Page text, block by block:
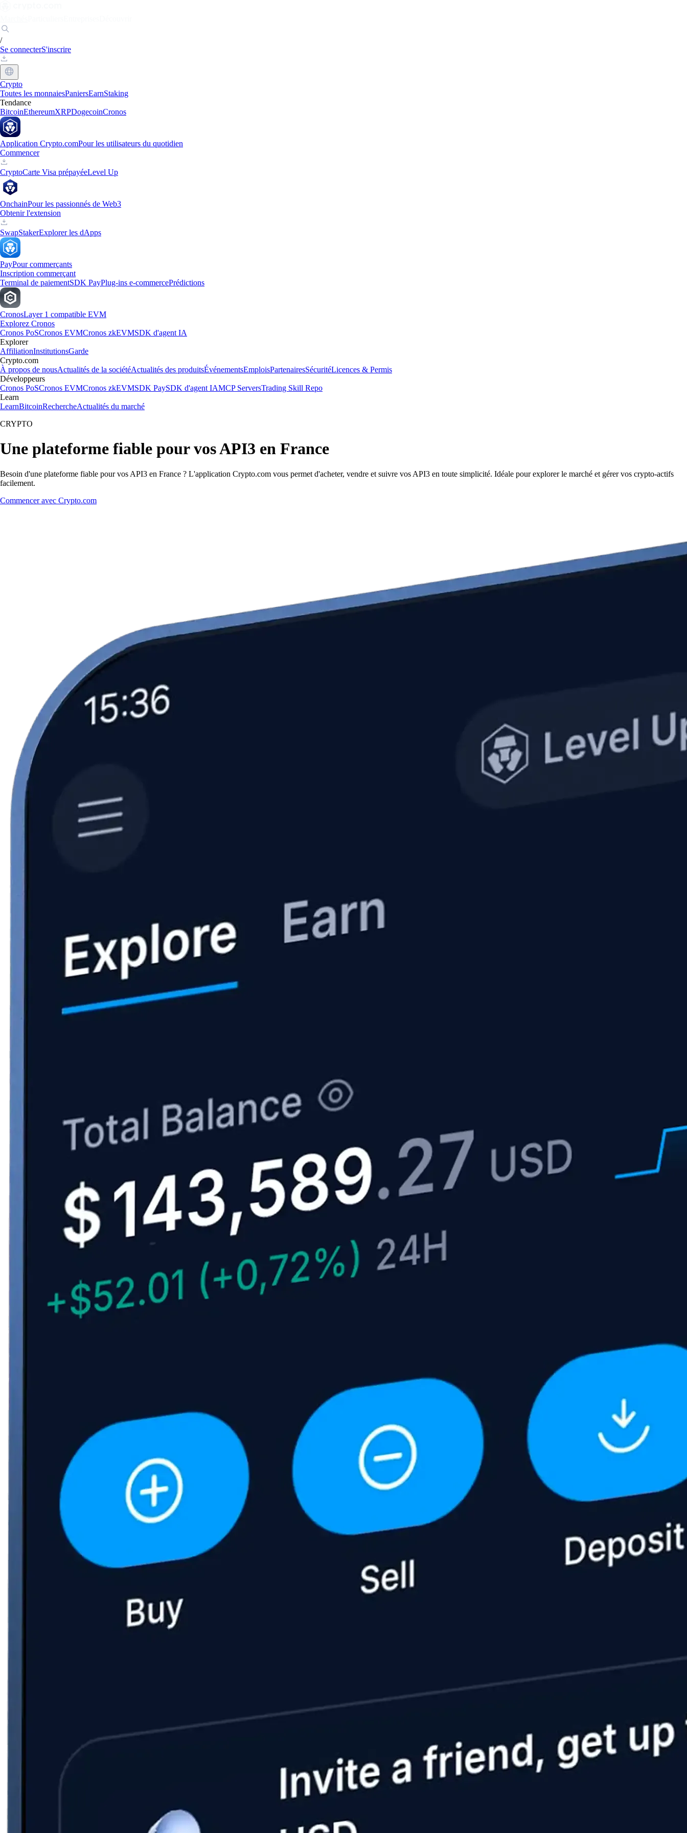
/
Se connecterS'inscrire
Crypto
Toutes les monnaiesPaniersEarnStaking
Tendance
BitcoinEthereumXRPDogecoinCronos
Application Crypto.comPour les utilisateurs du quotidien
Commencer
CryptoCarte Visa prépayéeLevel Up
OnchainPour les passionnés de Web3
Obtenir l'extension
SwapStakerExplorer les dApps
PayPour commerçants
Inscription commerçant
Terminal de paiementSDK PayPlug-ins e-commercePrédictions
CronosLayer 1 compatible EVM
Explorez Cronos
Cronos PoSCronos EVMCronos zkEVMSDK d'agent IA
Explorer
AffiliationInstitutionsGarde
Crypto.com
À propos de nousActualités de la sociétéActualités des produitsÉvénementsEmploisPartenairesSécuritéLicences & Permis
Développeurs
Cronos PoSCronos EVMCronos zkEVMSDK PaySDK d'agent IAMCP ServersTrading Skill Repo
Learn
LearnBitcoinRechercheActualités du marché
CRYPTO
Une plateforme fiable pour vos API3 en France
Besoin d'une plateforme fiable pour vos API3 en France ? L'application Crypto.com vous permet d'acheter, vendre et suivre vos API3 en toute simplicité. Idéale pour explorer le marché et gérer vos crypto-actifs
facilement.
Commencer avec Crypto.com